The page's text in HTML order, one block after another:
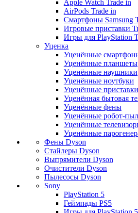
Apple Watch Trade in
AirPods Trade in
Смартфоны Samsung
Игровые приставки
Игры для PlayStation
Уценка
Уценённые
Уценённые планшеты
Уценённые наушники
Уценённые ноутбуки
Уценённые приставки
Уценённая бытовая
Уценённые фены
Уценённые робот-
Уценённые
Уценённые
Фены Dyson
Стайлеры Dyson
Выпрямители Dyson
Очистители Dyson
Пылесосы Dyson
Sony
PlayStation 5
Геймпады PS5